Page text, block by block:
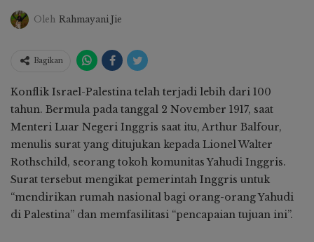
Oleh Rahmayani Jie
Bagikan
Konflik Israel-Palestina telah terjadi lebih dari 100
tahun. Bermula pada tanggal 2 November 1917, saat
Menteri Luar Negeri Inggris saat itu, Arthur Balfour,
menulis surat yang ditujukan kepada Lionel Walter
Rothschild, seorang tokoh komunitas Yahudi Inggris.
Surat tersebut mengikat pemerintah Inggris untuk
“mendirikan rumah nasional bagi orang-orang Yahudi
di Palestina” dan memfasilitasi “pencapaian tujuan ini”.